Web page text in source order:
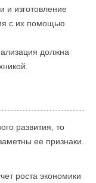
и изготовление
с их помощью
должна
развития, то
ее признаки.
роста экономики